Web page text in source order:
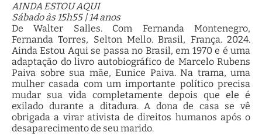
AINDA ESTOU AQUI
Sábado às 15h55 | 14 anos
De Walter Salles. Com Fernanda Montenegro,
Fernanda Torres, Selton Mello. Brasil, França. 2024.
Ainda Estou Aqui se passa no Brasil, em 1970 e é uma
adaptação do livro autobiográfico de Marcelo Rubens
Paiva sobre sua mãe, Eunice Paiva. Na trama, uma
mulher casada com um importante político precisa
mudar sua vida completamente depois que ele é
exilado durante a ditadura. A dona de casa se vê
obrigada a virar ativista de direitos humanos após o
desaparecimento de seu marido.